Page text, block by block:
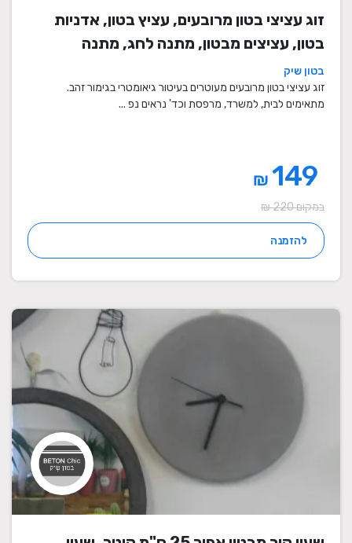
זוג עציצי בטון מרובעים, עציץ בטון, אדניות
בטון, עציצים מבטון, מתנה לחג, מתנה
לעובדים, מתנות לחנוכת בית, עציצים מתנה,
מתנה, מתנות מיוחדות
בטון שיק
זוג עציצי בטון מרובעים מעוטרים בעיטור גיאומטרי בגימור זהב.
מתאימים לבית, למשרד, מרפסת וכד' נראים נפ ...
₪
במקום 220 ₪
להזמנה